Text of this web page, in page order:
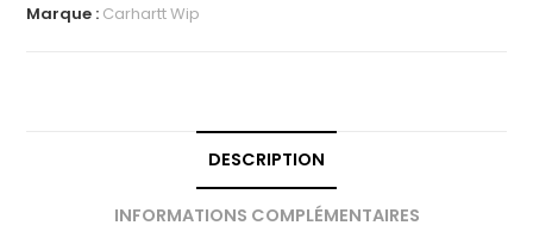
Marque : Carhartt Wip
DESCRIPTION
INFORMATIONS COMPLÉMENTAIRES